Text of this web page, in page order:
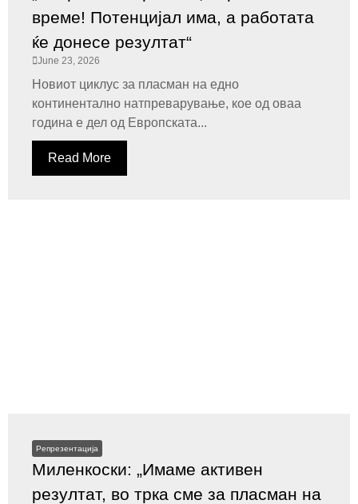
време! Потенцијал има, а работата
ќе донесе резултат“
June 23, 2026
Новиот циклус за пласман на едно
континентално натпреварување, кое од оваа
година е дел од Европската...
Read More
Репрезентација
Миленкоски: „Имаме активен
резултат, во трка сме за пласман на